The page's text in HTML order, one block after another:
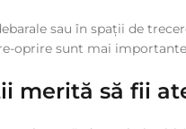
sau în spații de
oprire sunt mai
merită să fii